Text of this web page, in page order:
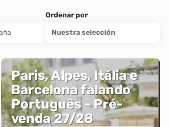
Ordenar por
Nuestra selección
Paris, Alpes, Itália e
Barcelona falando
Português - Pré-
venda 27/28